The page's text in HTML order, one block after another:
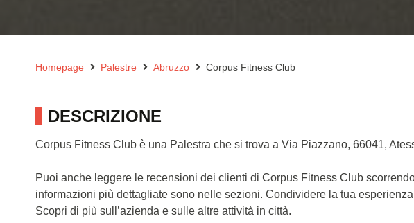
Homepage Palestre Abruzzo Corpus Fitness Club
DESCRIZIONE
Corpus Fitness Club è una Palestra che si trova a Via Piazzano, 66041,
Puoi anche leggere le recensioni dei clienti di Corpus Fitness Club
informazioni più dettagliate sono nelle sezioni. Condividere la tua
Scopri di più sull’azienda e sulle altre attività in città.